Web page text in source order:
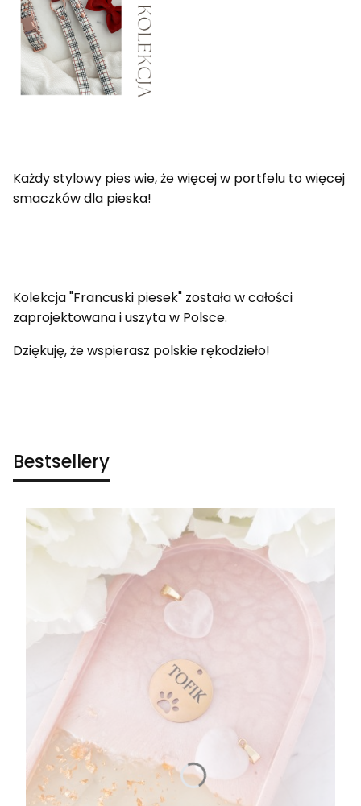
Każdy stylowy pies wie, że więcej w portfelu to więcej
smaczków dla pieska!
Kolekcja "Francuski piesek" została w całości
zaprojektowana i uszyta w Polsce.
Dziękuję, że wspierasz polskie rękodzieło!
Bestsellery